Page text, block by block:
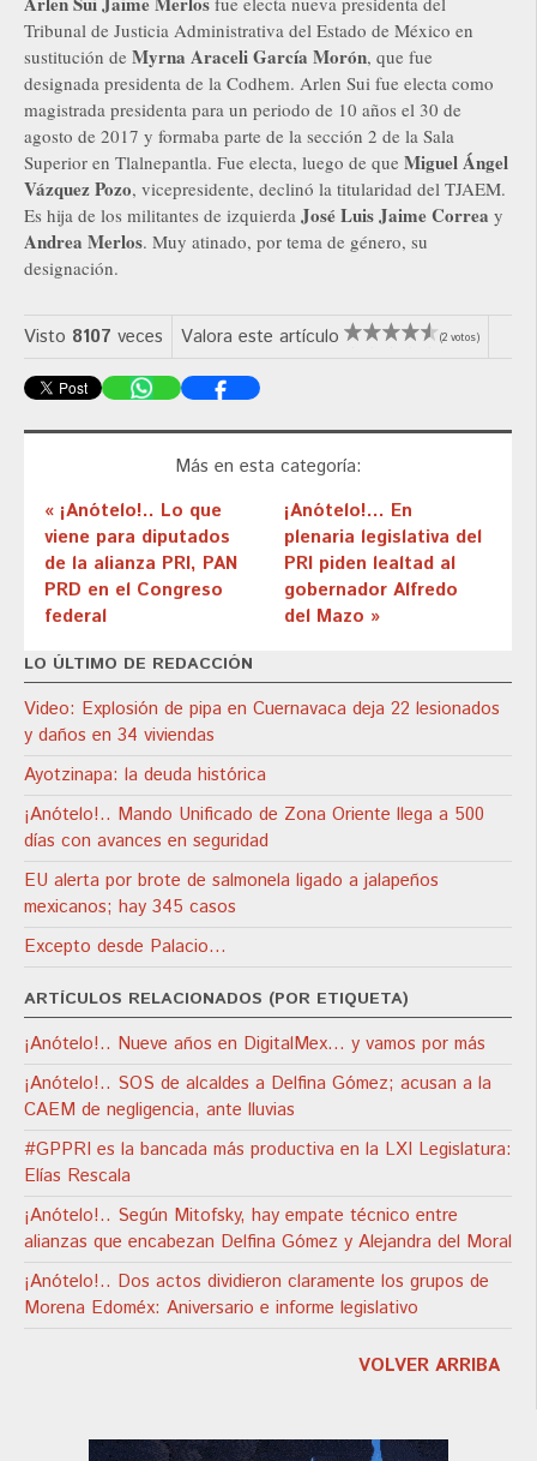
Tribunal de Justicia Administrativa del Estado de México en
sustitución de Myrna Araceli García Morón, que fue
designada presidenta de la Codhem. Arlen Sui fue electa como
magistrada presidenta para un periodo de 10 años el 30 de
agosto de 2017 y formaba parte de la sección 2 de la Sala
Superior en Tlalnepantla. Fue electa, luego de que Miguel Ángel
Vázquez Pozo, vicepresidente, declinó la titularidad del TJAEM.
Es hija de los militantes de izquierda José Luis Jaime Correa y
Andrea Merlos. Muy atinado, por tema de género, su
designación.
Visto 8107 veces Valora este artículo (2 votos)
Más en esta categoría:
« ¡Anótelo!.. Lo que
viene para diputados
de la alianza PRI, PAN
PRD en el Congreso
federal
¡Anótelo!... En
plenaria legislativa del
PRI piden lealtad al
gobernador Alfredo
del Mazo »
LO ÚLTIMO DE REDACCIÓN
Video: Explosión de pipa en Cuernavaca deja 22 lesionados
y daños en 34 viviendas
Ayotzinapa: la deuda histórica
¡Anótelo!.. Mando Unificado de Zona Oriente llega a 500
días con avances en seguridad
EU alerta por brote de salmonela ligado a jalapeños
mexicanos; hay 345 casos
Excepto desde Palacio…
ARTÍCULOS RELACIONADOS (POR ETIQUETA)
¡Anótelo!.. Nueve años en DigitalMex… y vamos por más
¡Anótelo!.. SOS de alcaldes a Delfina Gómez; acusan a la
CAEM de negligencia, ante lluvias
#GPPRI es la bancada más productiva en la LXI Legislatura:
Elías Rescala
¡Anótelo!.. Según Mitofsky, hay empate técnico entre
alianzas que encabezan Delfina Gómez y Alejandra del Moral
¡Anótelo!.. Dos actos dividieron claramente los grupos de
Morena Edoméx: Aniversario e informe legislativo
VOLVER ARRIBA